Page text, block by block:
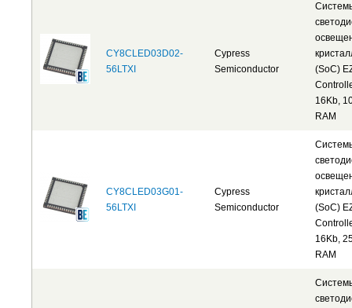
CY8CLED03D02-
56LTXI
Cypress
Semiconductor
(SoC)
16Kb,
RAM
CY8CLED03G01-
56LTXI
Cypress
Semiconductor
(SoC)
16Kb,
RAM